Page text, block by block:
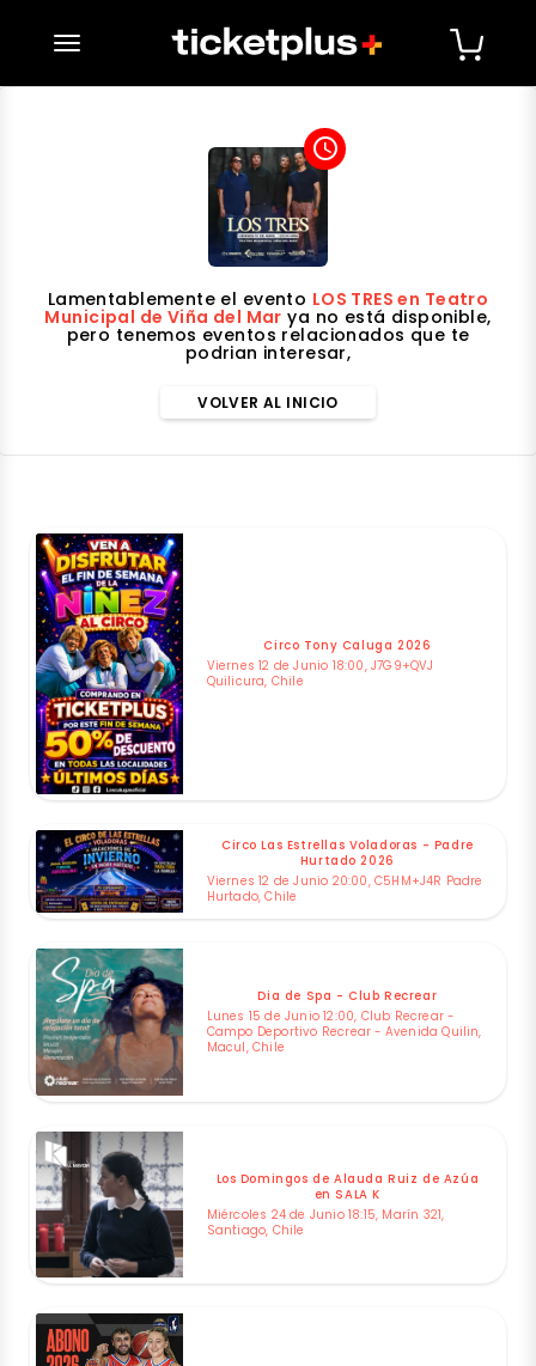
desplegar navegación
access_time
Lamentablemente el evento LOS TRES en Teatro
Municipal de Viña del Mar ya no está disponible,
pero tenemos eventos relacionados que te
podrian interesar,
VOLVER AL INICIO
Circo Tony Caluga 2026
Viernes 12 de Junio 18:00, J7G9+QVJ
Quilicura, Chile
Circo Las Estrellas Voladoras - Padre
Hurtado 2026
Viernes 12 de Junio 20:00, C5HM+J4R Padre
Hurtado, Chile
Dia de Spa - Club Recrear
Lunes 15 de Junio 12:00, Club Recrear -
Campo Deportivo Recrear - Avenida Quilin,
Macul, Chile
Los Domingos de Alauda Ruiz de Azúa
en SALA K
Miércoles 24 de Junio 18:15, Marín 321,
Santiago, Chile